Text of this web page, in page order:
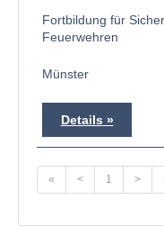
Fortbildung für
Feuerwehren
Münster
Details
« < 1 >